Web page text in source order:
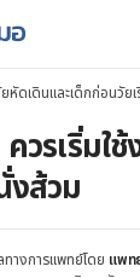
หัดเดินและเด็กก่อนวัย
วรเริ่มใ
งส้วม
างการแพทย์โดย แพท